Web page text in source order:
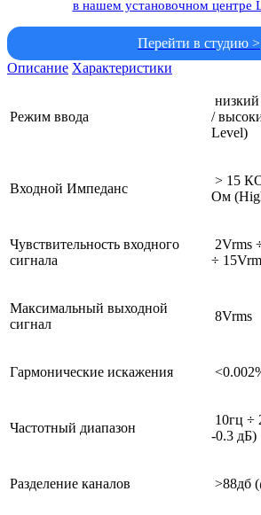
в нашем установочном центре
Перейти в студию >
Описание Характеристики
Режим ввода
/
Level)
Входной Импеданс
> 15
Ом
Чувствительность входного
сигнала
2Vrms
÷
Максимальный выходной
сигнал
8Vrms
Гармонические искажения
Частотный диапазон
10гц ÷
-0.3 дБ)
Разделение каналов >88дб